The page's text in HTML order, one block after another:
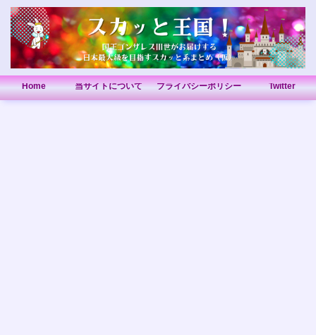
Home 当サイトについて プライバシーポリシー Twitter